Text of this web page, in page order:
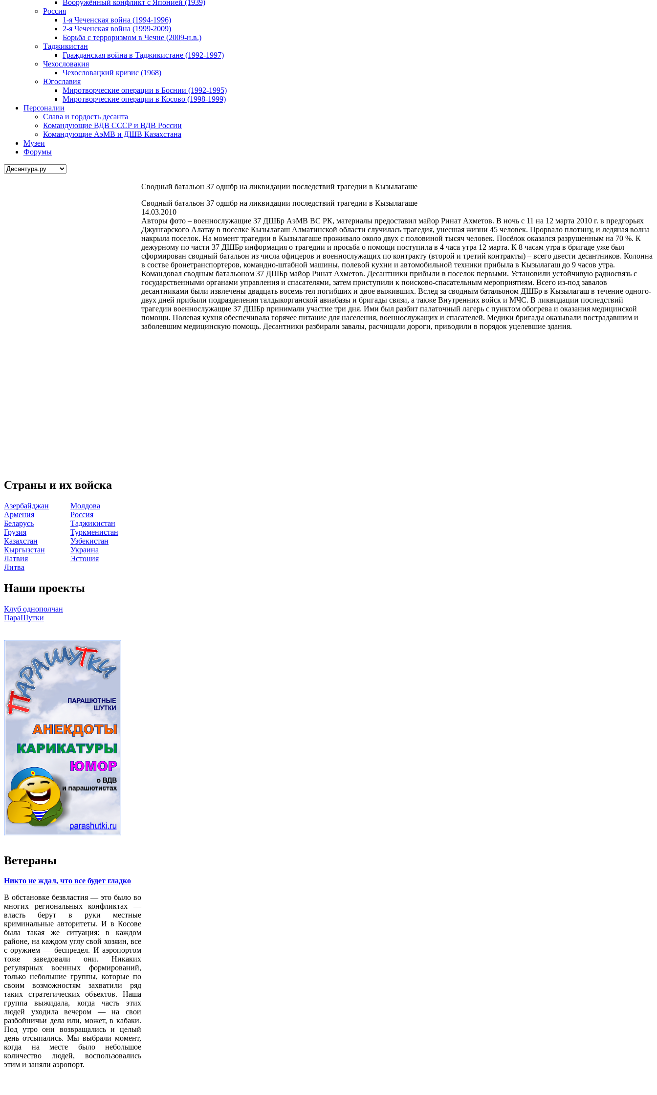
Вооружённый конфликт с Японией (1939)
Россия
1-я Чеченская война (1994-1996)
2-я Чеченская война (1999-2009)
Борьба с терроризмом в Чечне (2009-н.в.)
Таджикистан
Гражданская война в Таджикистане (1992-1997)
Чехословакия
Чехословацкий кризис (1968)
Югославия
Миротворческие операции в Боснии (1992-1995)
Миротворческие операции в Косово (1998-1999)
Персоналии
Слава и гордость десанта
Командующие ВДВ СССР и ВДВ России
Командующие АэМВ и ДШВ Казахстана
Музеи
Форумы
Страны и их войска
Азербайджан
Армения
Беларусь
Грузия
Казахстан
Кыргызстан
Латвия
Литва
Молдова
Россия
Таджикистан
Туркменистан
Узбекистан
Украина
Эстония
Наши проекты
Клуб однополчан
ПараШутки
Ветераны
Никто не ждал, что все будет гладко
В обстановке безвластия — это было во
многих региональных конфликтах —
власть берут в руки местные
криминальные авторитеты. И в Косове
была такая же ситуация: в каждом
районе, на каждом углу свой хозяин, все
с оружием — беспредел. И аэропортом
тоже заведовали они. Никаких
регулярных военных формирований,
только небольшие группы, которые по
своим возможностям захватили ряд
таких стратегических объектов. Наша
группа выжидала, когда часть этих
людей уходила вечером — на свои
разбойничьи дела или, может, в кабаки.
Под утро они возвращались и целый
день отсыпались. Мы выбрали момент,
когда на месте было небольшое
количество людей, воспользовались
этим и заняли аэропорт.
Сводный батальон З7 одшбр на ликвидации последствий трагедии в Кызылагаше
Сводный батальон З7 одшбр на ликвидации последствий трагедии в Кызылагаше
14.03.2010
Авторы фото – военнослужащие 37 ДШБр АэМВ ВС РК, материалы предоставил майор Ринат Ахметов. В ночь с 11 на 12 марта 2010 г. в предгорьях
Джунгарского Алатау в поселке Кызылагаш Алматинской области случилась трагедия, унесшая жизни 45 человек. Прорвало плотину, и ледяная волна
накрыла поселок. На момент трагедии в Кызылагаше проживало около двух с половиной тысяч человек. Посёлок оказался разрушенным на 70 %. К
дежурному по части 37 ДШБр информация о трагедии и просьба о помощи поступила в 4 часа утра 12 марта. К 8 часам утра в бригаде уже был
сформирован сводный батальон из числа офицеров и военнослужащих по контракту (второй и третий контракты) – всего двести десантников. Колонна
в состве бронетранспортеров, командно-штабной машины, полевой кухни и автомобильной техники прибыла в Кызылагаш до 9 часов утра.
Командовал сводным батальоном 37 ДШБр майор Ринат Ахметов. Десантники прибыли в поселок первыми. Установили устойчивую радиосвязь с
государственными органами управления и спасателями, затем приступили к поисково-спасательным мероприятиям. Всего из-под завалов
десантниками были извлечены двадцать восемь тел погибших и двое выживших. Вслед за сводным батальоном ДШБр в Кызылагаш в течение одного-
двух дней прибыли подразделения талдыкорганской авиабазы и бригады связи, а также Внутренних войск и МЧС. В ликвидации последствий
трагедии военнослужащие 37 ДШБр принимали участие три дня. Ими был разбит палаточный лагерь с пунктом обогрева и оказания медицинской
помощи. Полевая кухня обеспечивала горячее питание для населения, военнослужащих и спасателей. Медики бригады оказывали пострадавшим и
заболевшим медицинскую помощь. Десантники разбирали завалы, расчищали дороги, приводили в порядок уцелевшие здания.